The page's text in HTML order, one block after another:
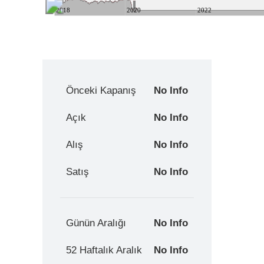
2018 2020 2022
Önceki Kapanış No Info
Açık No Info
Alış No Info
Satış No Info
Günün Aralığı No Info
52 Haftalık Aralık No Info